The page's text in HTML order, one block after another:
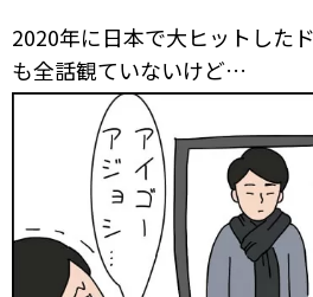
2020年に日本で大ヒットした
も全話観ていないけど…